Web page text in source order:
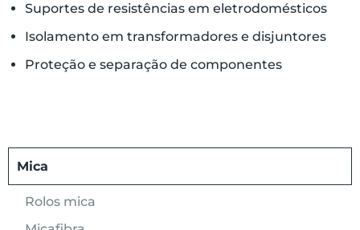
Mica
Rolos mica
Suportes de resistências em eletrodomésticos
Isolamento em transformadores e disjuntores
Proteção e separação de componentes